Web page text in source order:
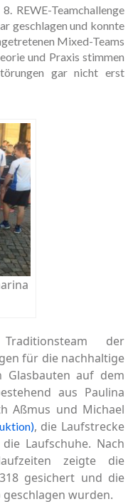
REWE-Teamchallenge
geschlagen und konnte
Mixed-Teams
und Praxis stimmen
gar nicht erst
der
für die nachhaltige
Glasbauten auf dem
aus Paulina
Aßmus und Michael
, die Laufstrecke
Laufschuhe. Nach
zeigte die
gesichert und die
wurden.